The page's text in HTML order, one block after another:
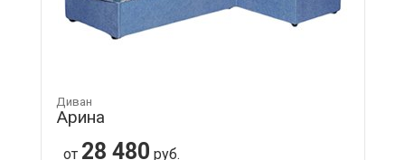
Диван
Арина
от 28 480 руб.